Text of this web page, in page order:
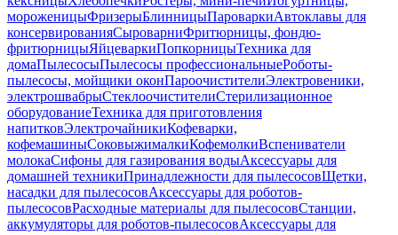
мороженицыФризерыБлинницыПароваркиАвтоклавы для
консервированияСыроварниФритюрницы, фондю-
фритюрницыЯйцеваркиПопкорницыТехника для
домаПылесосыПылесосы профессиональныеРоботы-
пылесосы, мойщики оконПароочистителиЭлектровеники,
электрошвабрыСтеклоочистителиСтерилизационное
оборудованиеТехника для приготовления
напитковЭлектрочайникиКофеварки,
кофемашиныСоковыжималкиКофемолкиВспениватели
молокаСифоны для газирования водыАксессуары для
домашней техникиПринадлежности для пылесосовЩетки,
насадки для пылесосовАксессуары для роботов-
пылесосовРасходные материалы для пылесосовСтанции,
аккумуляторы для роботов-пылесосовАксессуары для